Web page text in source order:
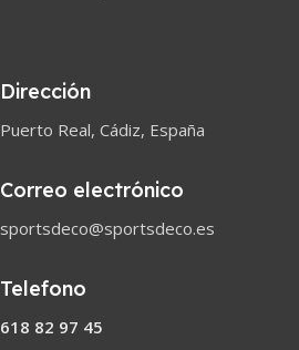
Dirección
Puerto Real, Cádiz, España
Correo electrónico
sportsdeco@sportsdeco.es
Telefono
618 82 97 45